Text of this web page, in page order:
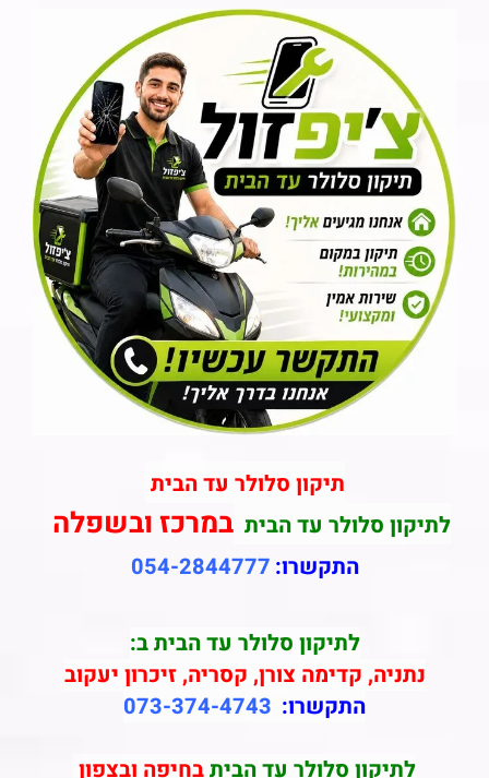
תיקון סלולר עד הבית
לתיקון סלולר עד הביתבמרכז ובשפלה
התקשרו: 054-2844777
לתיקון סלולר עד הבית ב:
נתניה, קדימה צורן, קסריה, זיכרון יעקוב
התקשרו: 073-374-4743
לתיקון סלולר עד הביתבחיפה ובצפון